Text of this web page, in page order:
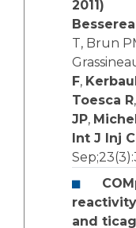
2011)
T, Brun
F,
Toesca R
JP,
Int J Inj
and